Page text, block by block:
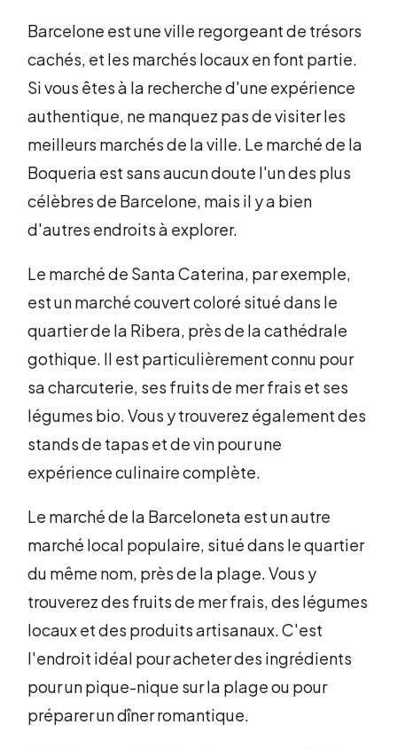
Barcelone est une ville regorgeant de trésors
cachés, et les marchés locaux en font partie.
Si vous êtes à la recherche d'une expérience
authentique, ne manquez pas de visiter les
meilleurs marchés de la ville. Le marché de la
Boqueria est sans aucun doute l'un des plus
célèbres de Barcelone, mais il y a bien
d'autres endroits à explorer.
Le marché de Santa Caterina, par exemple,
est un marché couvert coloré situé dans le
quartier de la Ribera, près de la cathédrale
gothique. Il est particulièrement connu pour
sa charcuterie, ses fruits de mer frais et ses
légumes bio. Vous y trouverez également des
stands de tapas et de vin pour une
expérience culinaire complète.
Le marché de la Barceloneta est un autre
marché local populaire, situé dans le quartier
du même nom, près de la plage. Vous y
trouverez des fruits de mer frais, des légumes
locaux et des produits artisanaux. C'est
l'endroit idéal pour acheter des ingrédients
pour un pique-nique sur la plage ou pour
préparer un dîner romantique.